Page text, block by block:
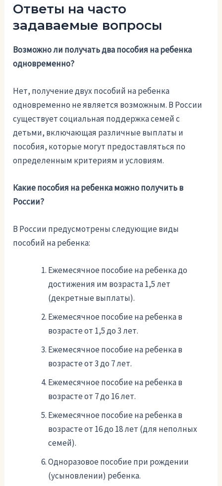
Ответы на часто
задаваемые вопросы
Возможно ли получать два пособия на ребенка
одновременно?
Нет, получение двух пособий на ребенка
одновременно не является возможным. В России
существует социальная поддержка семей с
детьми, включающая различные выплаты и
пособия, которые могут предоставляться по
определенным критериям и условиям.
Какие пособия на ребенка можно получить в
России?
В России предусмотрены следующие виды
пособий на ребенка:
Ежемесячное пособие на ребенка до
достижения им возраста 1,5 лет
(декретные выплаты).
Ежемесячное пособие на ребенка в
возрасте от 1,5 до 3 лет.
Ежемесячное пособие на ребенка в
возрасте от 3 до 7 лет.
Ежемесячное пособие на ребенка в
возрасте от 7 до 16 лет.
Ежемесячное пособие на ребенка в
возрасте от 16 до 18 лет (для неполных
семей).
Одноразовое пособие при рождении
(усыновлении) ребенка.